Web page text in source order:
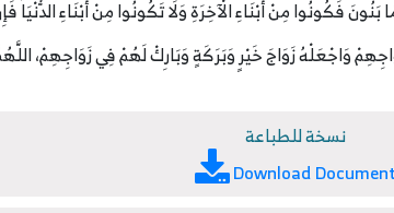
وَاجْعَلْهُ زَوَاجَ خَيْرٍ وَبَرَكَةٍ وَبَارِكْ لَهُمْ فِي زَوَاجِهِمْ،
نسخة للطباعة
Download Document